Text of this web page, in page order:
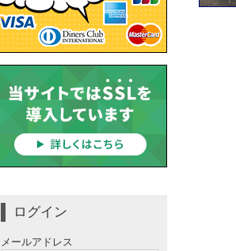
ログイン
メールアドレス